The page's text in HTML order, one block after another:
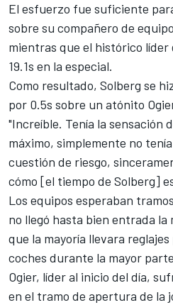
El esfuerzo fue suficiente
sobre su compañero de
mientras que el histórico líder
19.1s en la especial.
Como resultado, Solberg se
por 0.5s sobre un atónito
"Increíble. Tenía la sensación
máximo, simplemente no
cuestión de riesgo,
cómo [el tiempo de Solberg]
Los equipos esperaban
no llegó hasta bien entrada la
que la mayoría llevara
coches durante la mayor
Ogier, líder al inicio del día,
en el tramo de apertura de la